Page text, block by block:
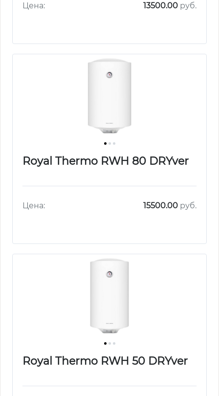
Цена: 13500.00руб.
Royal Thermo RWH 80 DRYver
Цена: 15500.00руб.
Royal Thermo RWH 50 DRYver